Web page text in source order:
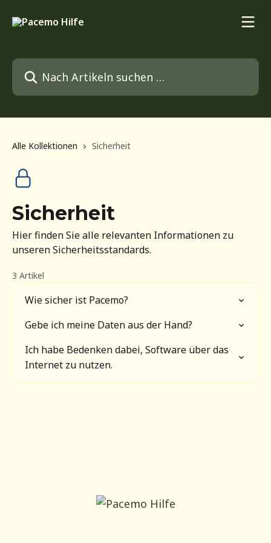
Nach Artikeln suchen …
Alle Kollektionen Sicherheit
Sicherheit
Hier finden Sie alle relevanten Informationen zu
unseren Sicherheitsstandards.
3 Artikel
Wie sicher ist Pacemo?
Gebe ich meine Daten aus der Hand?
Ich habe Bedenken dabei, Software über das
Internet zu nutzen.